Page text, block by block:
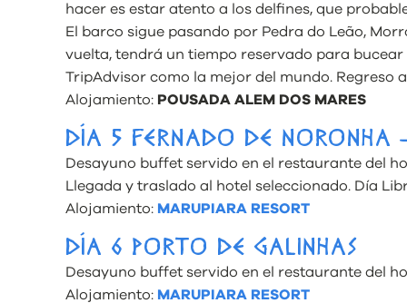
hacer es estar atento a los delfines, que
El barco sigue pasando por Pedra do Leão,
vuelta, tendrá un tiempo reservado para
TripAdvisor como la mejor del mundo. Regreso
Alojamiento: POUSADA ALEM DOS MARES
DÍA 5 FERNADO DE NORONHA
Desayuno buffet servido en el restaurante del
Llegada y traslado al hotel seleccionado. Día
Alojamiento: MARUPIARA RESORT
DÍA 6 PORTO DE GALINHAS
Desayuno buffet servido en el restaurante del
Alojamiento: MARUPIARA RESORT